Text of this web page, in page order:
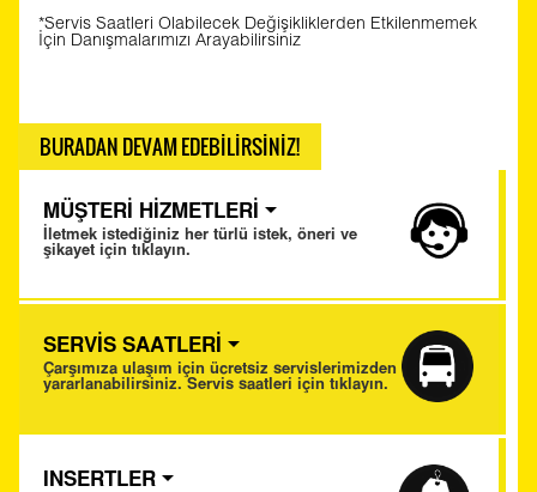
*Servis Saatleri Olabilecek Değişikliklerden Etkilenmemek
İçin Danışmalarımızı Arayabilirsiniz
BURADAN DEVAM EDEBİLİRSİNİZ!
MÜŞTERİ HİZMETLERİ
İletmek istediğiniz her türlü istek, öneri ve
şikayet için tıklayın.
SERVİS SAATLERİ
Çarşımıza ulaşım için ücretsiz servislerimizden
yararlanabilirsiniz. Servis saatleri için tıklayın.
INSERTLER